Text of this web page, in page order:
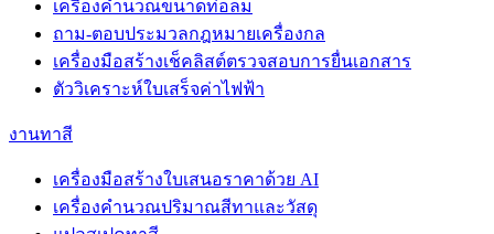
เครื่องคำนวณขนาดท่อลม
ถาม-ตอบประมวลกฎหมายเครื่องกล
เครื่องมือสร้างเช็คลิสต์ตรวจสอบการยื่นเอกสาร
ตัววิเคราะห์ใบเสร็จค่าไฟฟ้า
งานทาสี
เครื่องมือสร้างใบเสนอราคาด้วย AI
เครื่องคำนวณปริมาณสีทาและวัสดุ